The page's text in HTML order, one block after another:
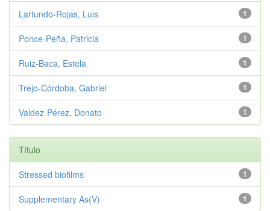
1
Lartundo‑Rojas, Luis
1
Ponce‑Peña, Patricia
1
Ruiz‑Baca, Estela
1
Trejo‑Córdoba, Gabriel
1
Valdez‑Pérez, Donato
Título
1
Stressed biofilms
1
Supplementary As(V)